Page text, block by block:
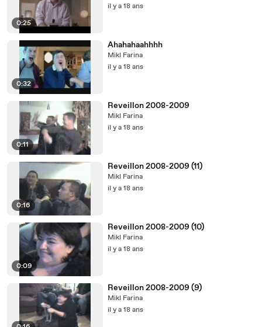
0:25
il y a 18 ans
0:32
Ahahahaahhhh
Mikl Farina
il y a 18 ans
0:11
Reveillon 2008-2009
Mikl Farina
il y a 18 ans
0:16
Reveillon 2008-2009 (11)
Mikl Farina
il y a 18 ans
0:09
Reveillon 2008-2009 (10)
Mikl Farina
il y a 18 ans
Reveillon 2008-2009 (9)
Mikl Farina
il y a 18 ans